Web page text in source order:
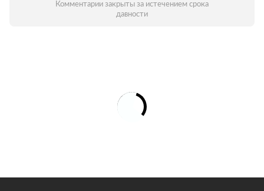
Комментарии закрыты за истечением срока
давности